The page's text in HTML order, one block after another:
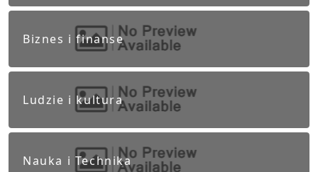
Biznes i finanse
Ludzie i kultura
Nauka i Technika